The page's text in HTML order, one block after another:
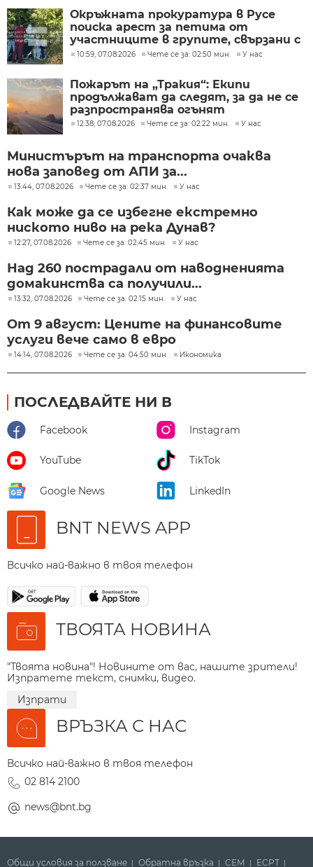
Окръжната прокуратура в Русе
поиска арест за петима от
участниците в групите, свързани с
разбитата лаборатория за
10:59, 07.08.2026 Чете се за: 02:50 мин. У нас
Пожарът на „Тракия“: Екипи
продължават да следят, за да не се
разпространява огънят
12:38, 07.08.2026 Чете се за: 02:22 мин. У нас
Министърът на транспорта очаква
нова заповед от АПИ за...
13:44, 07.08.2026 Чете се за: 02:37 мин. У нас
Как може да се избегне екстремно
ниското ниво на река Дунав?
12:27, 07.08.2026 Чете се за: 02:45 мин. У нас
Над 260 пострадали от наводненията
домакинства са получили...
13:32, 07.08.2026 Чете се за: 02:15 мин. У нас
От 9 август: Цените на финансовите
услуги вече само в евро
14:14, 07.08.2026 Чете се за: 04:50 мин. Икономика
ПОСЛЕДВАЙТЕ НИ В
Facebook Instagram
YouTube TikTok
Google News LinkedIn
BNT NEWS APP
Всичко най-важно в твоя телефон
ТВОЯТА НОВИНА
"Твоята новина"! Новините от вас, нашите зрители!
Изпратете текст, снимки, видео.
Изпрати
ВРЪЗКА С НАС
Всичко най-важно в твоя телефон
02 814 2100
news@bnt.bg
Общи условия за ползване Обратна връзка СЕМ ECPT